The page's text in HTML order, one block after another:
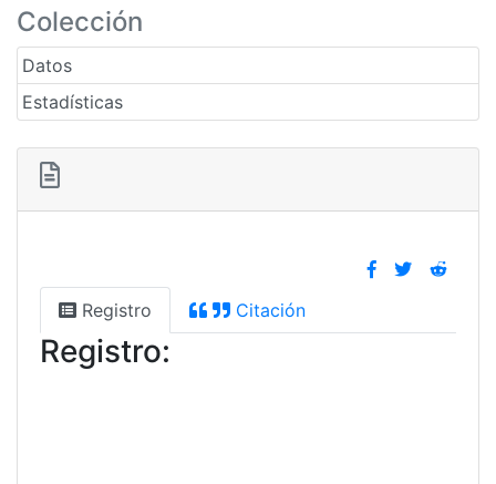
Colección
Datos
Estadísticas
Registro Citación
Registro: